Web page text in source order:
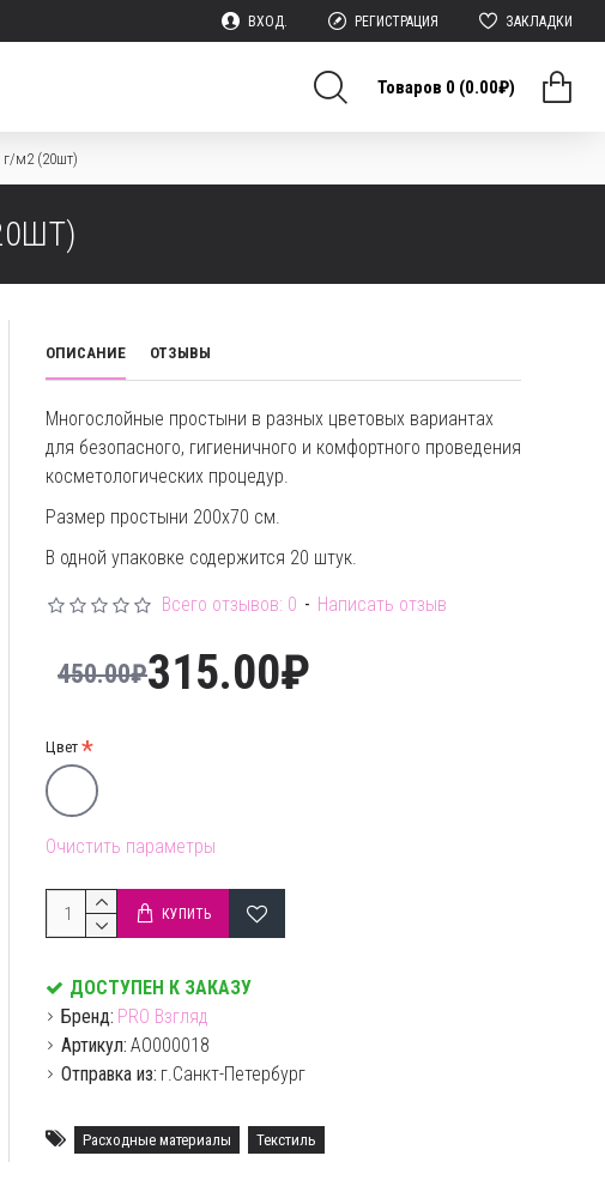
ВХОД. РЕГИСТРАЦИЯ ЗАКЛАДКИ
Товаров 0 (0.00₽)
г/м2 (20шт)
ОПИСАНИЕ ОТЗЫВЫ
Многослойные простыни в разных цветовых вариантах
для безопасного, гигиеничного и комфортного проведения
косметологических процедур.
Размер простыни 200х70 см.
В одной упаковке содержится 20 штук.
ДОСТУПЕН К ЗАКАЗУ
Бренд: PRO Взгляд
Артикул: AO000018
Отправка из: г.Санкт-Петербург
Всего отзывов: 0 - Написать отзыв
450.00₽315.00₽
Цвет
Очистить параметры
КУПИТЬ
Расходные материалы Текстиль